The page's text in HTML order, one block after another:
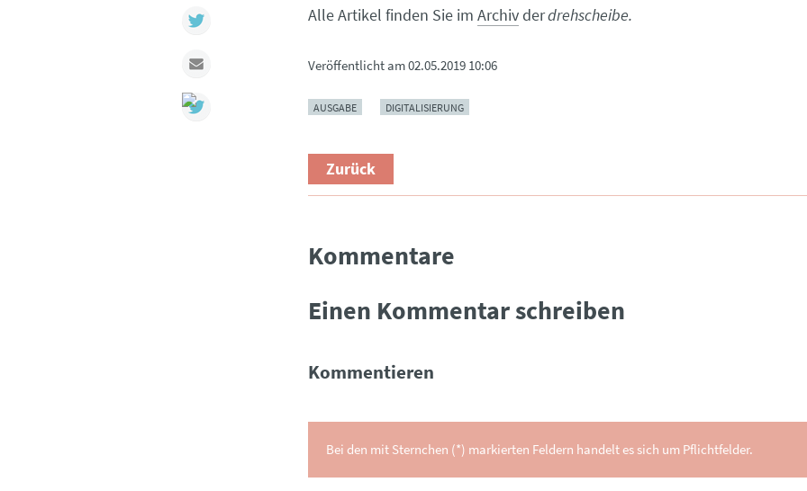
Alle Artikel finden Sie im Archivderdrehscheibe.
Veröffentlicht am02.05.2019 10:06
AUSGABE DIGITALISIERUNG
Zurück
Kommentare
Einen Kommentar schreiben
Kommentieren
Bei den mit Sternchen (*) markierten Feldern handelt es sich um Pflichtfelder.